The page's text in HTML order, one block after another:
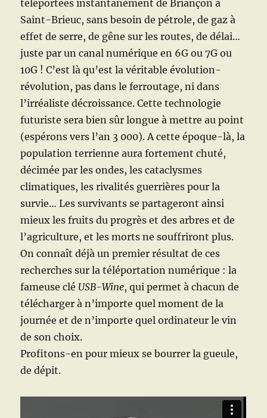
téléportées instantanément de Briançon à
Saint-Brieuc, sans besoin de pétrole, de gaz à
effet de serre, de gêne sur les routes, de délai…
juste par un canal numérique en 6G ou 7G ou
10G ! C’est là qu’est la véritable évolution-
révolution, pas dans le ferroutage, ni dans
l’irréaliste décroissance. Cette technologie
futuriste sera bien sûr longue à mettre au point
(espérons vers l’an 3 000). A cette époque-là, la
population terrienne aura fortement chuté,
décimée par les ondes, les cataclysmes
climatiques, les rivalités guerrières pour la
survie… Les survivants se partageront ainsi
mieux les fruits du progrès et des arbres et de
l’agriculture, et les morts ne souffriront plus.
On connaît déjà un premier résultat de ces
recherches sur la téléportation numérique : la
fameuse clé USB-Wine, qui permet à chacun de
télécharger à n’importe quel moment de la
journée et de n’importe quel ordinateur le vin
de son choix.
Profitons-en pour mieux se bourrer la gueule,
de dépit.